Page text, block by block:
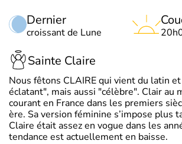
Dernier
croissant de Lune
Sainte Claire
Nous fêtons CLAIRE qui vient du latin
éclatant", mais aussi "célèbre". Clair au
courant en France dans les premiers
ère. Sa version féminine s’impose plus
Claire était assez en vogue dans les
tendance est actuellement en baisse.